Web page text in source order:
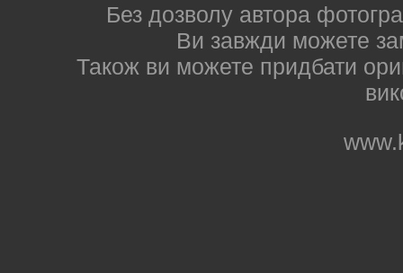
Без дозволу автора
Ви завжди можете
Також ви можете придбати